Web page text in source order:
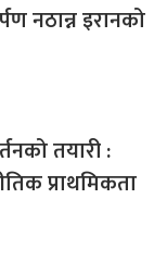
नठान्न इरानको
तयारी :
प्राथमिकता